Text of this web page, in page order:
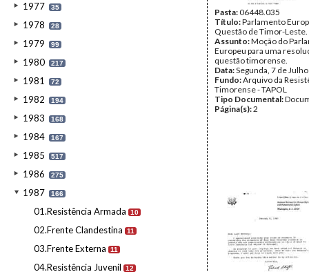
1977 35
1978 28
1979 99
1980 217
1981 72
1982 194
1983 168
1984 167
1985 517
1986 275
1987 166
01.Resistência Armada 10
02.Frente Clandestina 11
03.Frente Externa 11
04.Resistência Juvenil 12
Pasta:06448.035
Título:Parlamento
Questão de Timor-Leste.
Assunto:Moção do
Europeu para uma
questão timorense.
Data:Segunda, 7 de
Fundo:Arquivo da
Timorense - TAPOL
Tipo Documental:
Página(s):2